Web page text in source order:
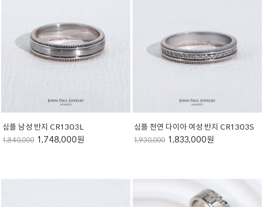
심플 남성 반지 CR1303L
1,840,000 1,748,000원
심플 천연 다이아 여성 반지 CR1303S
1,930,000 1,833,000원